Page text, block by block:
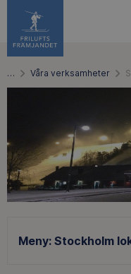
… Våra verksamheter
Meny: Stockholm